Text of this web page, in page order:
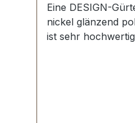
Eine DESIGN-
nickel glänzend
ist sehr